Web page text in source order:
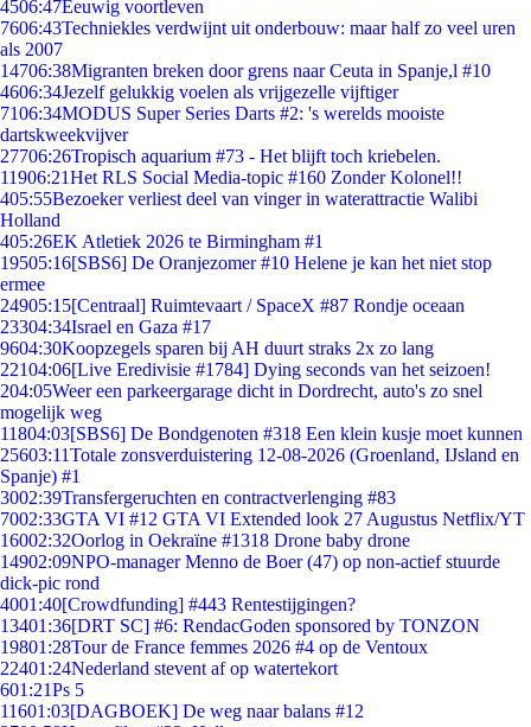
4506:47Eeuwig voortleven
7606:43Techniekles verdwijnt uit onderbouw: maar half zo veel uren
als 2007
14706:38Migranten breken door grens naar Ceuta in Spanje,l #10
4606:34Jezelf gelukkig voelen als vrijgezelle vijftiger
7106:34MODUS Super Series Darts #2: 's werelds mooiste
dartskweekvijver
27706:26Tropisch aquarium #73 - Het blijft toch kriebelen.
11906:21Het RLS Social Media-topic #160 Zonder Kolonel!!
405:55Bezoeker verliest deel van vinger in waterattractie Walibi
Holland
405:26EK Atletiek 2026 te Birmingham #1
19505:16[SBS6] De Oranjezomer #10 Helene je kan het niet stop
ermee
24905:15[Centraal] Ruimtevaart / SpaceX #87 Rondje oceaan
23304:34Israel en Gaza #17
9604:30Koopzegels sparen bij AH duurt straks 2x zo lang
22104:06[Live Eredivisie #1784] Dying seconds van het seizoen!
204:05Weer een parkeergarage dicht in Dordrecht, auto's zo snel
mogelijk weg
11804:03[SBS6] De Bondgenoten #318 Een klein kusje moet kunnen
25603:11Totale zonsverduistering 12-08-2026 (Groenland, IJsland en
Spanje) #1
3002:39Transfergeruchten en contractverlenging #83
7002:33GTA VI #12 GTA VI Extended look 27 Augustus Netflix/YT
16002:32Oorlog in Oekraïne #1318 Drone baby drone
14902:09NPO-manager Menno de Boer (47) op non-actief stuurde
dick-pic rond
4001:40[Crowdfunding] #443 Rentestijgingen?
13401:36[DRT SC] #6: RendacGoden sponsored by TONZON
19801:28Tour de France femmes 2026 #4 op de Ventoux
22401:24Nederland stevent af op watertekort
601:21Ps 5
11601:03[DAGBOEK] De weg naar balans #12